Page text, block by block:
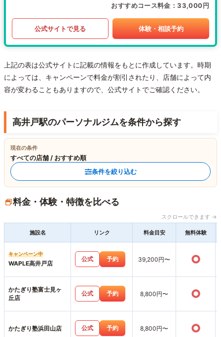
おすすめコース料金 33,000円
公式サイトで見る 体験・相談予約
上記の表は公式サイトに記載の情報をもとに作成しています。時期
によっては、キャンペーンで料金が割引されたり、店舗によって内
容が変わることもありますので、公式サイトでご確認ください。
高井戸駅のパーソナルジムを条件から探す
現在の条件
すべての店舗 / おすすめ順
条件を絞り込む
料金・体験・特徴を比べる
スクロールできます →
施設名 リンク 料金目安 無料体験
キャンペーン中
WAPLE高井戸店
公式 予約 39,200円〜 ○
かたぎり塾富士見ヶ
丘店
公式 予約 8,800円〜 ○
かたぎり塾浜田山店 公式 予約 8,800円〜 ○